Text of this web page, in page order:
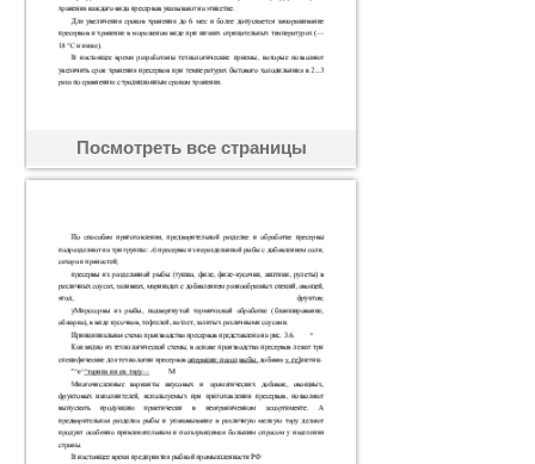
Посмотреть все страницы